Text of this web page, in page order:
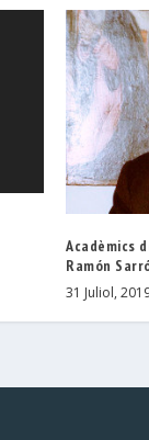
Acadèmics
Ramón
31 Juliol,